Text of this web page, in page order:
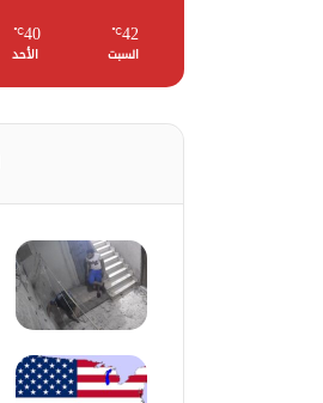
42
℃
السبت
40
℃
الأحد